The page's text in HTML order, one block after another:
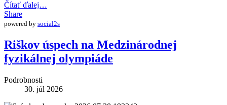
Čítať ďalej…
Share
powered by social2s
Riškov úspech na Medzinárodnej
fyzikálnej olympiáde
Podrobnosti
30. júl 2026